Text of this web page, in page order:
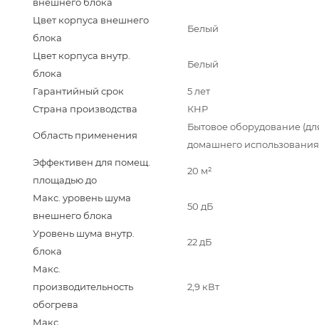
Цвет корпуса внешнего
блока
Белый
Цвет корпуса внутр.
блока
Белый
Гарантийный срок
5 лет
Страна производства
КНР
Область применения
Бытовое оборудование
домашнего
Эффективен для помещ.
площадью до
20 м²
Макс. уровень шума
внешнего блока
50 дБ
Уровень шума внутр.
блока
22 дБ
Макс.
производительность
обогрева
2,9 кВт
Макс.